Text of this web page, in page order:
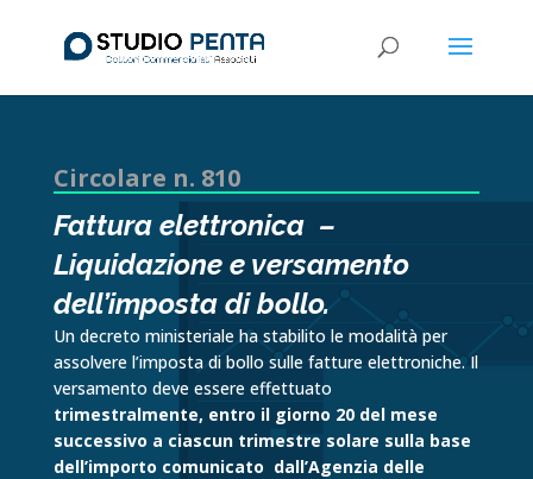
Circolare n. 810
Fattura elettronica –
Liquidazione e versamento
dell’imposta di bollo.
Un decreto ministeriale ha stabilito le modalità per
assolvere l’imposta di bollo sulle fatture elettroniche. Il
versamento deve essere effettuato
trimestralmente, entro il giorno 20 del mese
successivo a cia­scun trimestre solare sulla base
dell’importo comunicato dall’Agenzia delle